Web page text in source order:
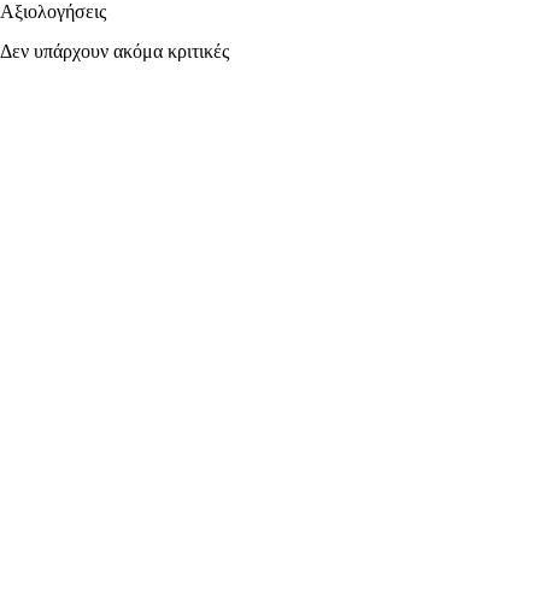
Αξιολογήσεις
Δεν υπάρχουν ακόμα κριτικές